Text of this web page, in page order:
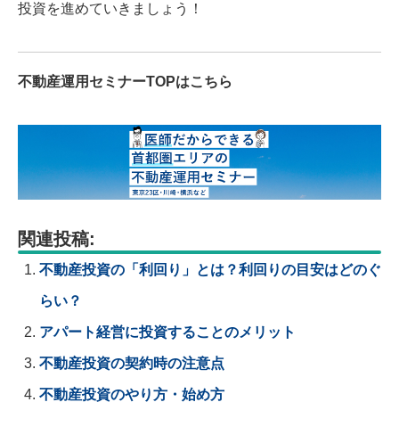
投資を進めていきましょう！
不動産運用セミナーTOPはこちら
関連投稿:
不動産投資の「利回り」とは？利回りの目安はどのぐ
らい？
アパート経営に投資することのメリット
不動産投資の契約時の注意点
不動産投資のやり方・始め方